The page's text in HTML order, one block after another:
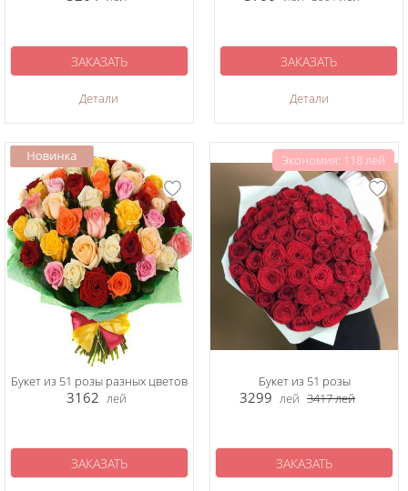
Детали
ЗАКАЗАТЬ
Детали
ЗАКАЗАТЬ
Букет из 51 розы разных цветов
3162 лей
ЗАКАЗАТЬ
Экономия: 118 лей
Букет из 51 розы
3299 лей 3417лей
ЗАКАЗАТЬ